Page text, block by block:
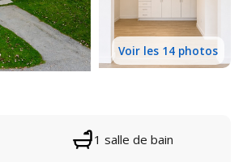
Voir les 14 photos
1 salle de bain